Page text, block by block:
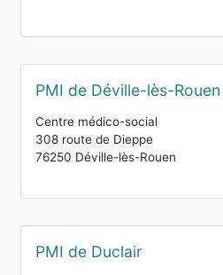
PMI de Déville-lès-Rouen
Centre médico-social
308 route de Dieppe
76250 Déville-lès-Rouen
PMI de Duclair